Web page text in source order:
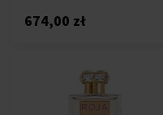
674,00 zł